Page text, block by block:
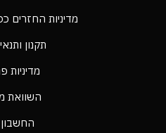
מדיניות החזרים
תקנון
מדיניות
השוואת